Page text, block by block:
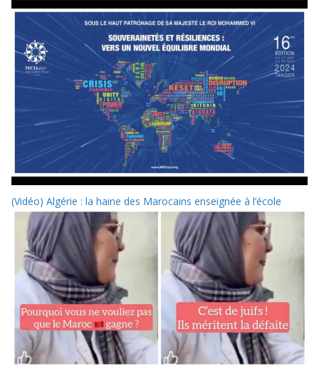
(Vidéo) Algérie : la haine des Marocains enseignée à l’école